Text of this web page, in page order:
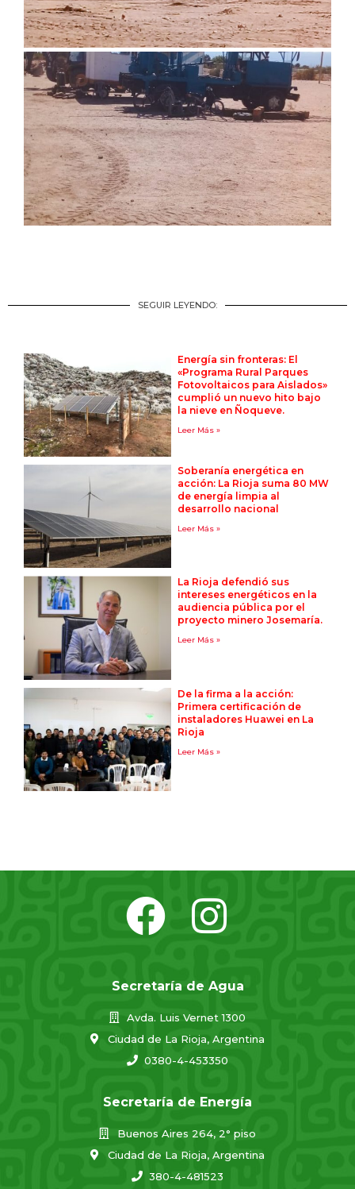
SEGUIR LEYENDO:
Energía sin fronteras: El
«Programa Rural Parques
Fotovoltaicos para Aislados»
cumplió un nuevo hito bajo
la nieve en Ñoqueve.
Leer Más »
Soberanía energética en
acción: La Rioja suma 80 MW
de energía limpia al
desarrollo nacional
Leer Más »
La Rioja defendió sus
intereses energéticos en la
audiencia pública por el
proyecto minero Josemaría.
Leer Más »
De la firma a la acción:
Primera certificación de
instaladores Huawei en La
Rioja
Leer Más »
Secretaría de Agua
Avda. Luis Vernet 1300
Ciudad de La Rioja, Argentina
0380-4-453350
Secretaría de Energía
Buenos Aires 264, 2° piso
Ciudad de La Rioja, Argentina
380-4-481523